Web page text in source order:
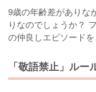
9歳の年齢差がありな
りなのでしょうか？
の仲良しエピソードを
「敬語禁止」ル